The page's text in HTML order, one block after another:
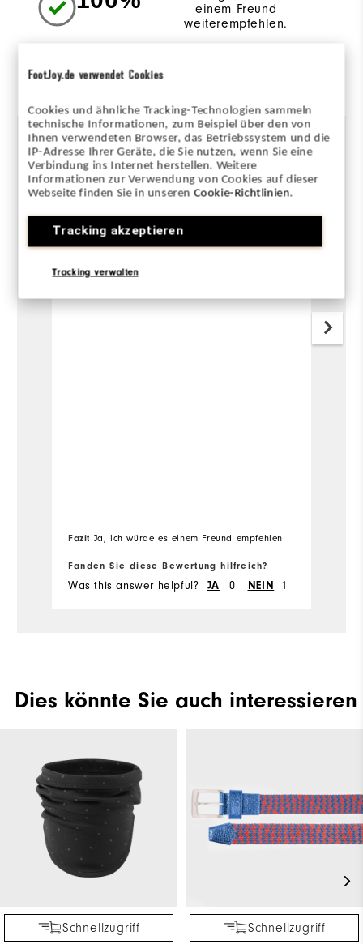
FootJoy.de verwendet Cookies
Cookies und ähnliche Tracking-Technologien sammeln
technische Informationen, zum Beispiel über den von
Ihnen verwendeten Browser, das Betriebssystem und die
IP-Adresse Ihrer Geräte, die Sie nutzen, wenn Sie eine
Verbindung ins Internet herstellen. Weitere
Informationen zur Verwendung von Cookies auf dieser
Webseite finden Sie in unserenCookie-Richtlinien.
Tracking akzeptieren
Tracking verwalten
einem Freund
weiterempfehlen.
Von 3 Kunden bewertet
top
vor 6 Jahren
Carsten
Verifizierter Käufer
top.
Fazit Ja, ich würde es einem Freund empfehlen
Fanden Sie diese Bewertung hilfreich?
Was this answer helpful? JA 0 NEIN 1
Dies könnte Sie auch interessieren
Schnellzugriff
Schnellzugriff